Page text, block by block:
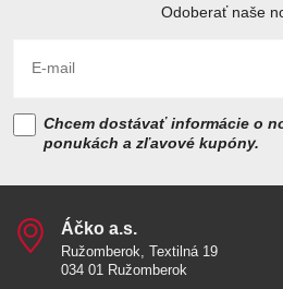
Odoberať naše
Chcem dostávať informácie o
ponukách a zľavové kupóny.
Áčko a​.s​.
Ružomberok, Textilná 19
034 01 Ružomberok